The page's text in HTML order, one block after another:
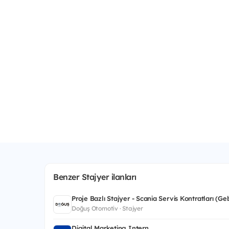
Benzer Stajyer ilanları
Proje Bazlı Stajyer - Scania Servis Kontratları
Doğuş Otomotiv · Stajyer